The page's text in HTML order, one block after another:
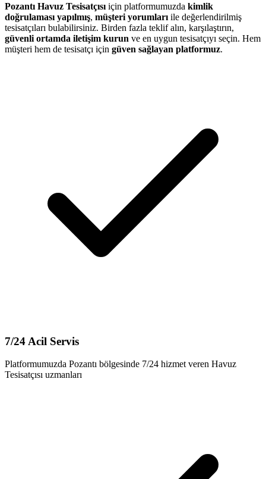
Pozantı Havuz Tesisatçısı için platformumuzda kimlik
doğrulaması yapılmış, müşteri yorumları ile değerlendirilmiş
tesisatçıları bulabilirsiniz. Birden fazla teklif alın, karşılaştırın,
güvenli ortamda iletişim kurun ve en uygun tesisatçıyı seçin. Hem
müşteri hem de tesisatçı için güven sağlayan platformuz.
7/24 Acil Servis
Platformumuzda Pozantı bölgesinde 7/24 hizmet veren Havuz
Tesisatçısı uzmanları